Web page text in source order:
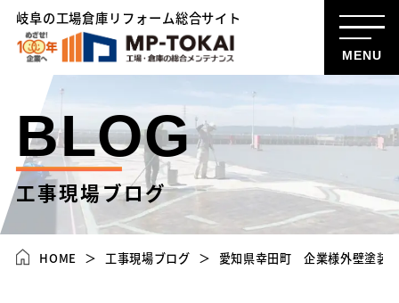
岐阜の工場倉庫リフォーム総合サイト
MENU
BLOG
工事現場ブログ
HOME 工事現場ブログ 愛知県幸田町 企業様外壁塗装